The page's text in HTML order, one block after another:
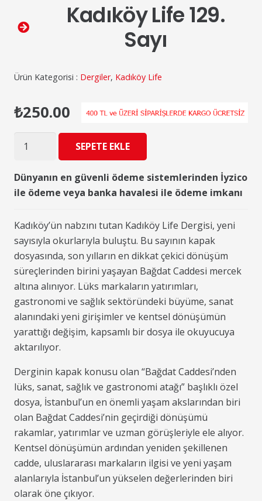
Kadıköy Life 129.
Sayı
Ürün Kategorisi : Dergiler, Kadıköy Life
₺250.00
Sayı
adet
SEPETE EKLE
Dünyanın en güvenli ödeme sistemlerinden İyzico
ile ödeme veya banka havalesi ile ödeme imkanı
Kadıköy’ün nabzını tutan Kadıköy Life Dergisi, yeni
sayısıyla okurlarıyla buluştu. Bu sayının kapak
dosyasında, son yılların en dikkat çekici dönüşüm
süreçlerinden birini yaşayan Bağdat Caddesi mercek
altına alınıyor. Lüks markaların yatırımları,
gastronomi ve sağlık sektöründeki büyüme, sanat
alanındaki yeni girişimler ve kentsel dönüşümün
yarattığı değişim, kapsamlı bir dosya ile okuyucuya
aktarılıyor.
Derginin kapak konusu olan “Bağdat Caddesi’nden
lüks, sanat, sağlık ve gastronomi atağı” başlıklı özel
dosya, İstanbul’un en önemli yaşam akslarından biri
olan Bağdat Caddesi’nin geçirdiği dönüşümü
rakamlar, yatırımlar ve uzman görüşleriyle ele alıyor.
Kentsel dönüşümün ardından yeniden şekillenen
cadde, uluslararası markaların ilgisi ve yeni yaşam
alanlarıyla İstanbul’un yükselen değerlerinden biri
olarak öne çıkıyor.